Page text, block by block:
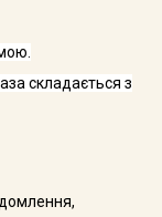
складається з